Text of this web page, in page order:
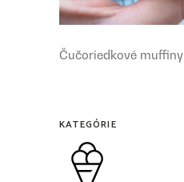
Čučoriedkové muffiny
KATEGÓRIE